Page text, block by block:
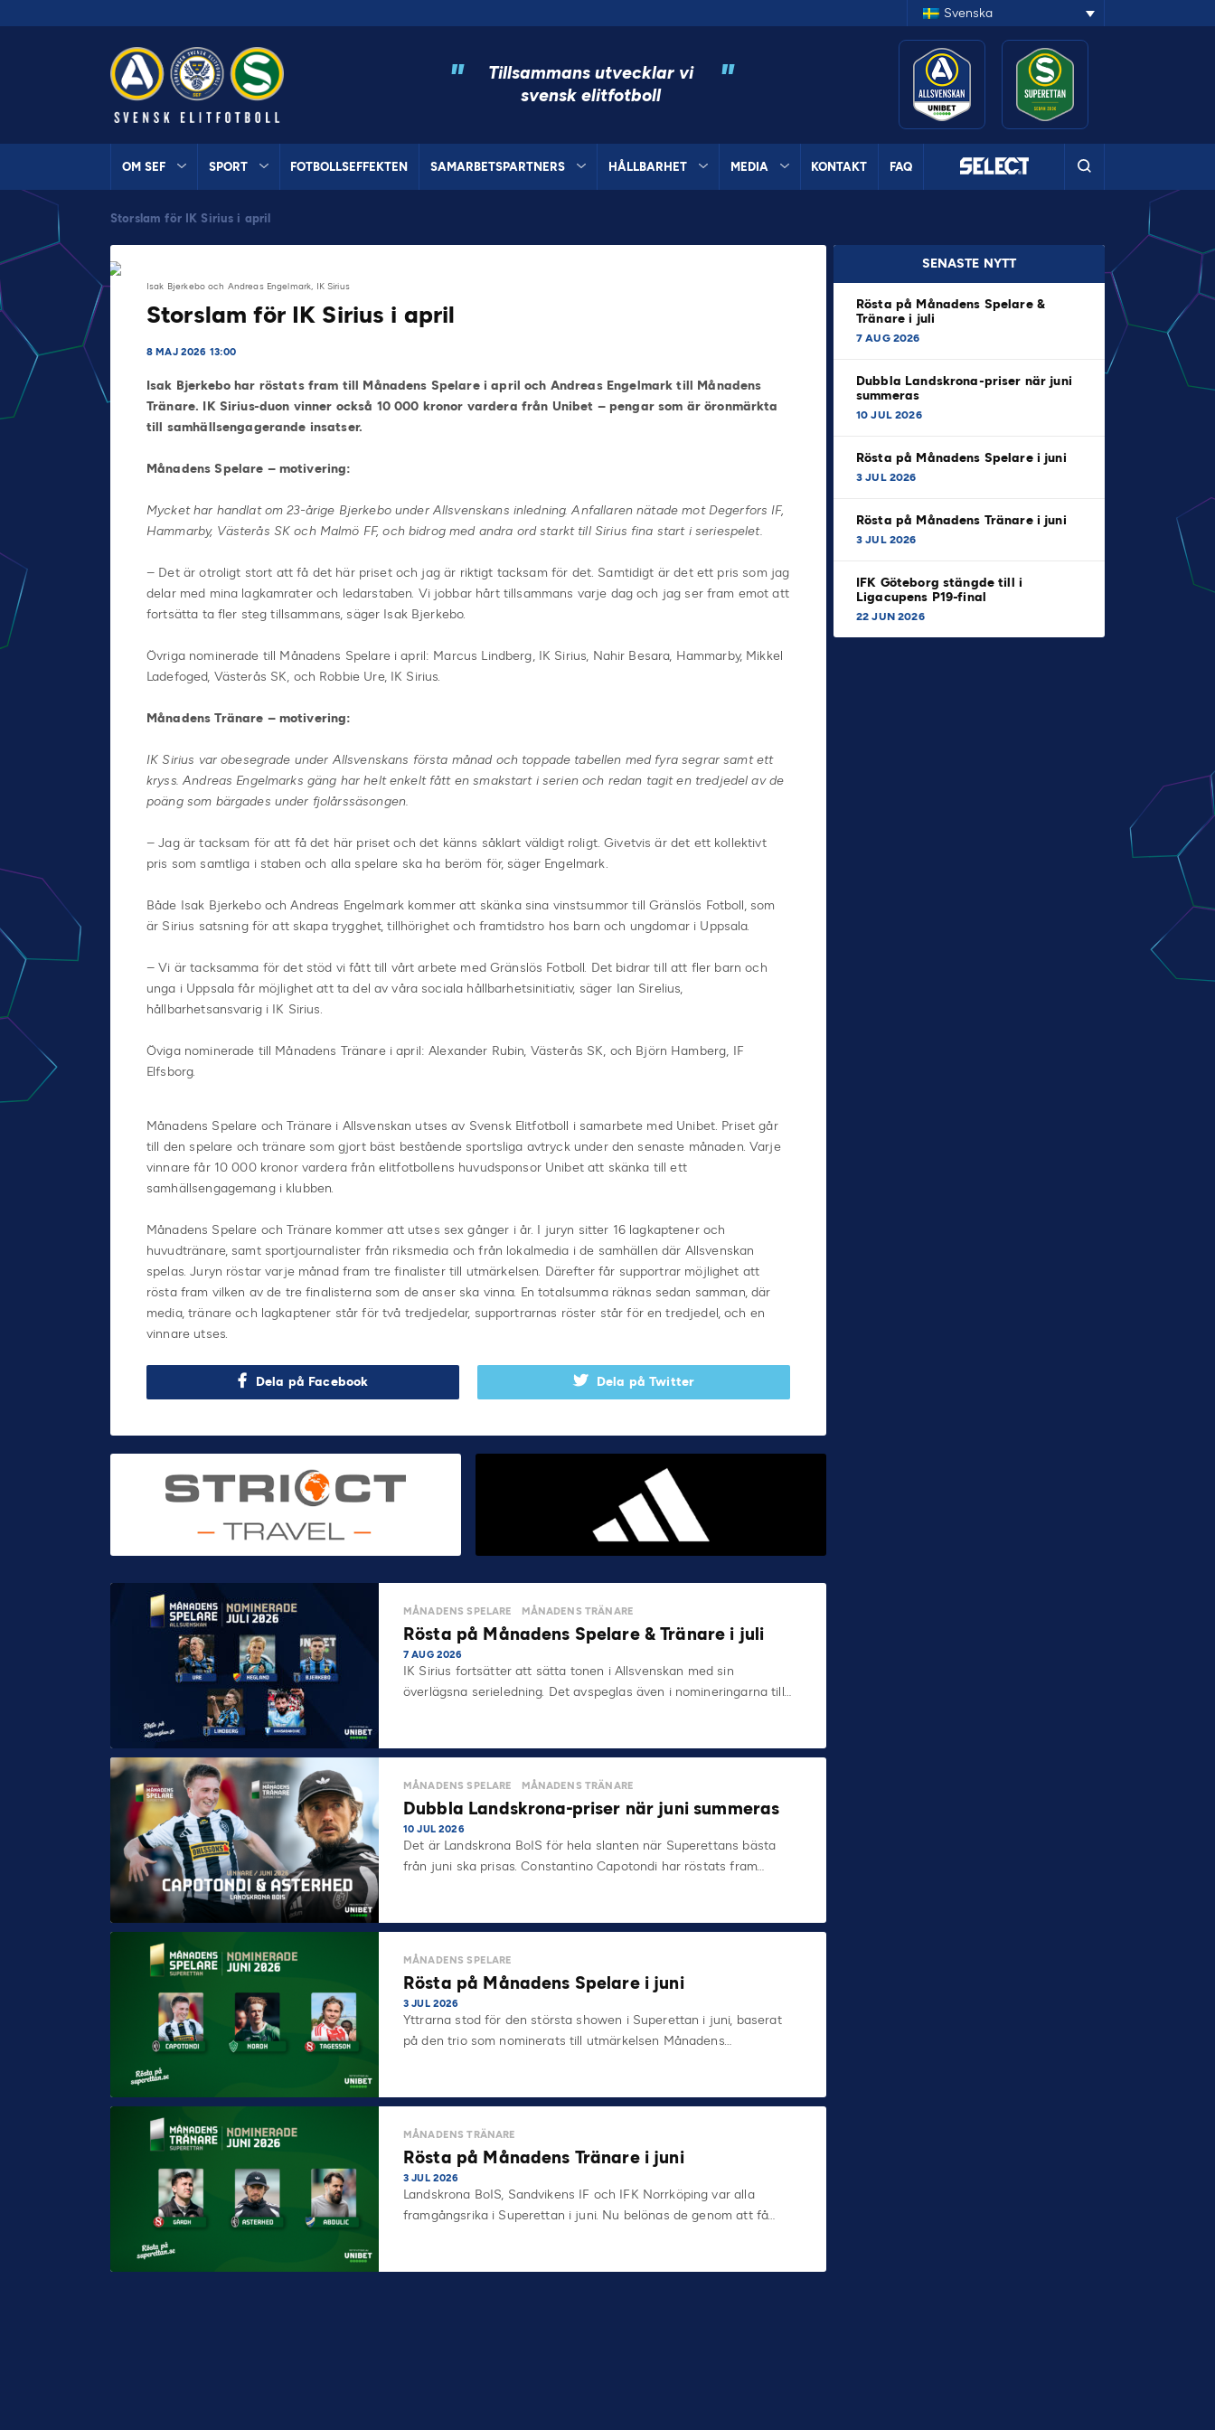
Svenska
"
Tillsammans utvecklar vi
svensk elitfotboll
"
OM SEF SPORT FOTBOLLSEFFEKTEN SAMARBETSPARTNERS HÅLLBARHET MEDIA KONTAKT FAQ
Storslam för IK Sirius i april
Isak Bjerkebo och Andreas Engelmark, IK Sirius
Storslam för IK Sirius i april
8 MAJ 2026 13:00
Isak Bjerkebo har röstats fram till Månadens Spelare i april och Andreas Engelmark till Månadens
Tränare. IK Sirius-duon vinner också 10 000 kronor vardera från Unibet – pengar som är öronmärkta
till samhällsengagerande insatser.
Månadens Spelare – motivering:
Mycket har handlat om 23-årige Bjerkebo under Allsvenskans inledning. Anfallaren nätade mot Degerfors IF,
Hammarby, Västerås SK och Malmö FF, och bidrog med andra ord starkt till Sirius fina start i seriespelet.
– Det är otroligt stort att få det här priset och jag är riktigt tacksam för det. Samtidigt är det ett pris som jag
delar med mina lagkamrater och ledarstaben. Vi jobbar hårt tillsammans varje dag och jag ser fram emot att
fortsätta ta fler steg tillsammans, säger Isak Bjerkebo.
Övriga nominerade till Månadens Spelare i april: Marcus Lindberg, IK Sirius, Nahir Besara, Hammarby, Mikkel
Ladefoged, Västerås SK, och Robbie Ure, IK Sirius.
Månadens Tränare – motivering:
IK Sirius var obesegrade under Allsvenskans första månad och toppade tabellen med fyra segrar samt ett
kryss. Andreas Engelmarks gäng har helt enkelt fått en smakstart i serien och redan tagit en tredjedel av de
poäng som bärgades under fjolårssäsongen.
– Jag är tacksam för att få det här priset och det känns såklart väldigt roligt. Givetvis är det ett kollektivt
pris som samtliga i staben och alla spelare ska ha beröm för, säger Engelmark.
Både Isak Bjerkebo och Andreas Engelmark kommer att skänka sina vinstsummor till Gränslös Fotboll, som
är Sirius satsning för att skapa trygghet, tillhörighet och framtidstro hos barn och ungdomar i Uppsala.
– Vi är tacksamma för det stöd vi fått till vårt arbete med Gränslös Fotboll. Det bidrar till att fler barn och
unga i Uppsala får möjlighet att ta del av våra sociala hållbarhetsinitiativ, säger Ian Sirelius,
hållbarhetsansvarig i IK Sirius.
Öviga nominerade till Månadens Tränare i april: Alexander Rubin, Västerås SK, och Björn Hamberg, IF
Elfsborg.
Månadens Spelare och Tränare i Allsvenskan utses av Svensk Elitfotboll i samarbete med Unibet. Priset går
till den spelare och tränare som gjort bäst bestående sportsliga avtryck under den senaste månaden. Varje
vinnare får 10 000 kronor vardera från elitfotbollens huvudsponsor Unibet att skänka till ett
samhällsengagemang i klubben.
Månadens Spelare och Tränare kommer att utses sex gånger i år. I juryn sitter 16 lagkaptener och
huvudtränare, samt sportjournalister från riksmedia och från lokalmedia i de samhällen där Allsvenskan
spelas. Juryn röstar varje månad fram tre finalister till utmärkelsen. Därefter får supportrar möjlighet att
rösta fram vilken av de tre finalisterna som de anser ska vinna. En totalsumma räknas sedan samman, där
media, tränare och lagkaptener står för två tredjedelar, supportrarnas röster står för en tredjedel, och en
vinnare utses.
Dela på Facebook Dela på Twitter
SENASTE NYTT
Rösta på Månadens Spelare &
Tränare i juli
7 AUG 2026
Dubbla Landskrona-priser när juni
summeras
10 JUL 2026
Rösta på Månadens Spelare i juni
3 JUL 2026
Rösta på Månadens Tränare i juni
3 JUL 2026
IFK Göteborg stängde till i
Ligacupens P19-final
22 JUN 2026
MÅNADENS SPELARE MÅNADENS TRÄNARE
Rösta på Månadens Spelare & Tränare i juli
7 AUG 2026
IK Sirius fortsätter att sätta tonen i Allsvenskan med sin
överlägsna serieledning. Det avspeglas även i nomineringarna till…
MÅNADENS SPELARE MÅNADENS TRÄNARE
Dubbla Landskrona-priser när juni summeras
10 JUL 2026
Det är Landskrona BoIS för hela slanten när Superettans bästa
från juni ska prisas. Constantino Capotondi har röstats fram…
MÅNADENS SPELARE
Rösta på Månadens Spelare i juni
3 JUL 2026
Yttrarna stod för den största showen i Superettan i juni, baserat
på den trio som nominerats till utmärkelsen Månadens…
MÅNADENS TRÄNARE
Rösta på Månadens Tränare i juni
3 JUL 2026
Landskrona BoIS, Sandvikens IF och IFK Norrköping var alla
framgångsrika i Superettan i juni. Nu belönas de genom att få…